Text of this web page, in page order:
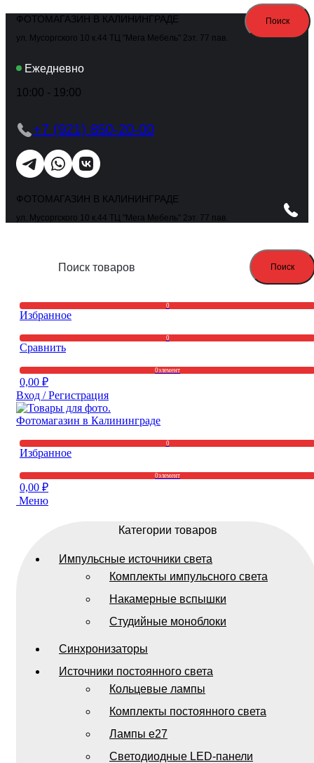
ФОТОМАГАЗИН В КАЛИНИНГРАДЕ
ул. Мусоргского 10 к.44 ТЦ "Мега Мебель" 2эт. 77 пав.
Ежедневно
10:00 - 19:00
+7 (921) 850-20-00
ФОТОМАГАЗИН В КАЛИНИНГРАДЕ
ул. Мусоргского 10 к.44 ТЦ "Мега Мебель" 2эт. 77 пав.
Поиск
0
Избранное
0
Сравнить
0элемент
0,00 ₽
Вход / Регистрация
0
Избранное
0элемент
0,00 ₽
Меню
Категории товаров
Импульсные источники света
Комплекты импульсного света
Накамерные вспышки
Студийные моноблоки
Синхронизаторы
Источники постоянного света
Кольцевые лампы
Комплекты постоянного света
Лампы e27
Светодиодные LED-панели
Поиск